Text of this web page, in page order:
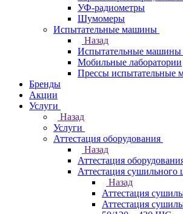
УФ-радиометры
Шумомеры
Испытательные машины
Назад
Испытательные машины
Мобильные лаборатории
Прессы испытательные
Бренды
Акции
Услуги
Назад
Услуги
Аттестация оборудования
Назад
Аттестация
Аттестация сушильного
Назад
Аттестация
Аттестация